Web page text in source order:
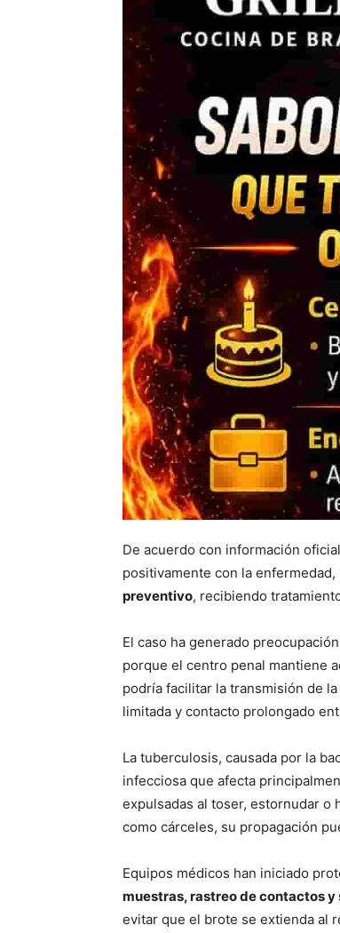
De acuerdo con información
positivamente con la
preventivo, recibiendo
El caso ha generado
porque el centro penal mantiene
podría facilitar la transmisión de
limitada y contacto prolongado
La tuberculosis, causada por la
infecciosa que afecta
expulsadas al toser, estornudar o
como cárceles, su propagación
Equipos médicos han iniciado
muestras, rastreo de contactos
evitar que el brote se extienda al